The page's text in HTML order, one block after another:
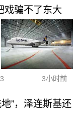
戏骗不了东大
3小时前
”，泽连斯基还